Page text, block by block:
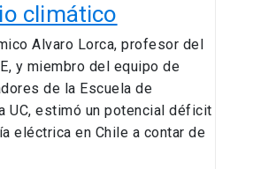
climático
Alvaro Lorca, profesor del
y miembro del equipo de
de la Escuela de
UC, estimó un potencial déficit
eléctrica en Chile a contar de